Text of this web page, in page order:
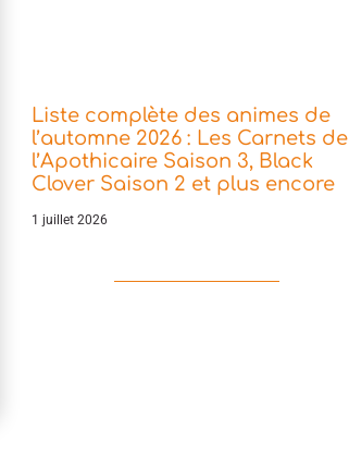
Liste complète des animes de
l’automne 2026 : Les Carnets de
l’Apothicaire Saison 3, Black
Clover Saison 2 et plus encore
1 juillet 2026